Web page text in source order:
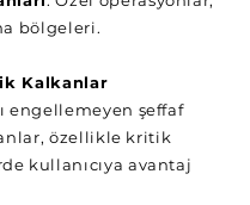
bölgeleri.
Kalkanlar
engellemeyen şeffaf
özellikle kritik
kullanıcıya avantaj